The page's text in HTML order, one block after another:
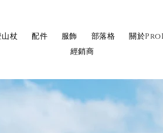
杖 配件 服飾 部落格
關於
經銷商